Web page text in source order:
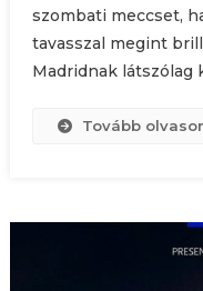
szombati meccset,
tavasszal megint
Madridnak látszólag
Tovább